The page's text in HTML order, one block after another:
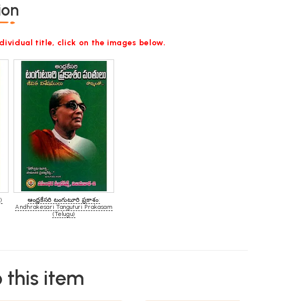
title, click on the images below.
ఆంధ్రకేసరి టంగుటూరి ప్రకాశం:
Andhrakesari Tanguturi Prakasam
(Telugu)
this item